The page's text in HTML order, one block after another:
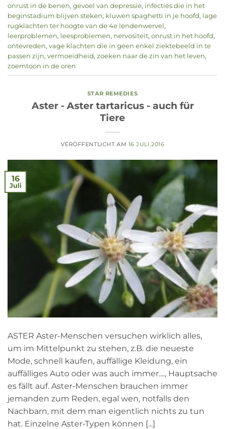
onrust in de benen, gevoel van depressie, infecties die in het
beginstadium blijven steken, kluwen spaghetti in je hoofd, lage
rugklachten ter hoogte van de 4e lendenwervel ,
leerproblemen, leesproblemen, nervositeit, onrust in het hoofd,
ontevreden, vage klachten die in geen enkel ziektebeeld in te
passen zijn, vermoeidheid, zoeken naar de zin van het leven,
zoemtoon in de oren
STAR REMEDIES
Aster - Aster tartaricus - auch für
Tiere
VERÖFFENTLICHT AM 16 JULI 2016
16
Juli
ASTER Aster-Menschen versuchen wirklich alles,
um im Mittelpunkt zu stehen, z.B. die neueste
Mode, schnell kaufen, auffällige Kleidung, ein
auffälliges Auto oder was auch immer...., Hauptsache
es fällt auf. Aster-Menschen brauchen immer
jemanden zum Reden, egal wen, notfalls den
Nachbarn, mit dem man eigentlich nichts zu tun
hat. Einzelne Aster-Typen können [...]